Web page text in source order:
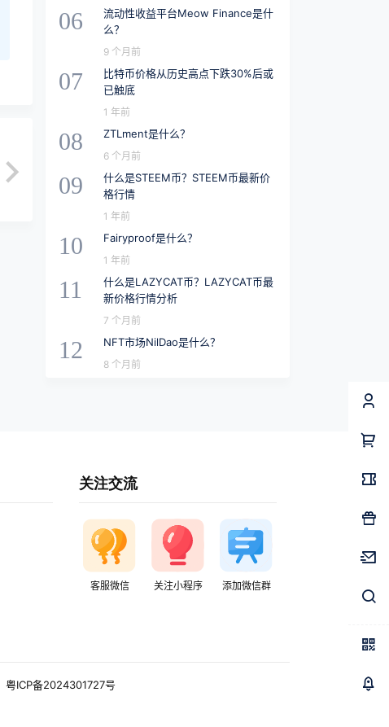
06
流动性收益平台Meow Finance是什
么？
9 个月前
07
比特币价格从历史高点下跌30%后或
已触底
1 年前
08 ZTLment是什么？
6 个月前
09
什么是STEEM币？STEEM币最新价
格行情
1 年前
10 Fairyproof是什么？
1 年前
11
什么是LAZYCAT币？LAZYCAT币最
新价格行情分析
7 个月前
12 NFT市场NilDao是什么？
8 个月前
关注交流
客服微信 关注小程序 添加微信群
粤ICP备2024301727号